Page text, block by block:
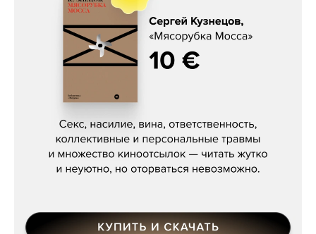
Сергей Кузнецов, «Мясорубка